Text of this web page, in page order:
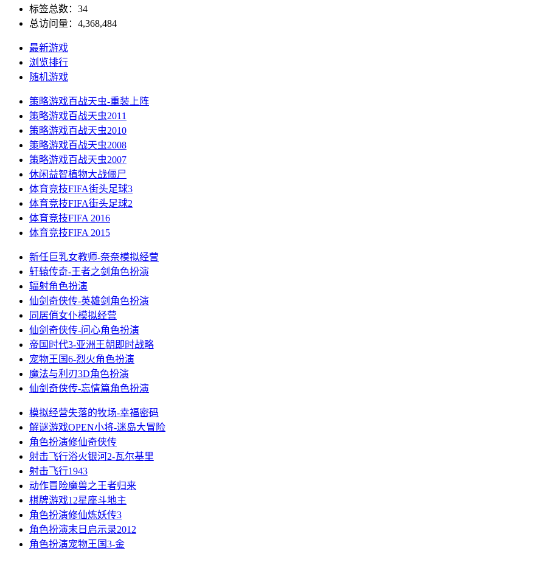
标签总数：34
总访问量：4,368,484
最新游戏
浏览排行
随机游戏
策略游戏百战天虫-重装上阵
策略游戏百战天虫2011
策略游戏百战天虫2010
策略游戏百战天虫2008
策略游戏百战天虫2007
休闲益智植物大战僵尸
体育竞技FIFA街头足球3
体育竞技FIFA街头足球2
体育竞技FIFA 2016
体育竞技FIFA 2015
新任巨乳女教师-奈奈模拟经营
轩辕传奇-王者之剑 角色扮演
辐射角色扮演
仙剑奇侠传-英雄剑 角色扮演
同居俏女仆模拟经营
仙剑奇侠传-问心角色扮演
帝国时代3-亚洲王朝 即时战略
宠物王国6-烈火角色扮演
魔法与利刃3D角色扮演
仙剑奇侠传-忘情篇角色扮演
模拟经营失落的牧场-幸福密码
解谜游戏OPEN小将-迷岛大冒险
角色扮演修仙奇侠传
射击飞行浴火银河2-瓦尔基里
射击飞行1943
动作冒险魔兽之王者归来
棋牌游戏12星座斗地主
角色扮演修仙炼妖传3
角色扮演末日启示录2012
角色扮演宠物王国3-金